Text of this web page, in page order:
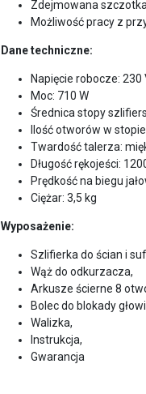
Zdejmowana
Możliwość pracy z
Dane techniczne:
Napięcie robocze: 230
Moc: 710 W
Średnica stopy
Ilość otworów w
Twardość talerza:
Długość rękojeści:
Prędkość na biegu
Ciężar: 3,5 kg
Wyposażenie:
Szlifierka do ścian i
Wąż do odkurzacza,
Arkusze ścierne 8
Bolec do blokady
Walizka,
Instrukcja,
Gwarancja